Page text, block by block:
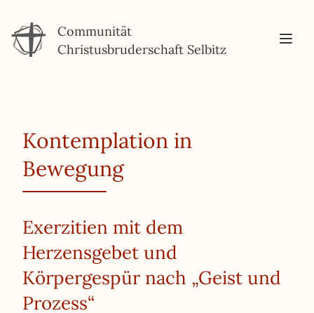
Communität
Christusbruderschaft Selbitz
Kontemplation in
Bewegung
Exerzitien mit dem
Herzensgebet und
Körpergespür nach „Geist und
Prozess“